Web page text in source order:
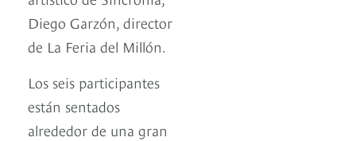
Diego Garzón, director
de La Feria del Millón.
Los seis participantes
están sentados
alrededor de una gran